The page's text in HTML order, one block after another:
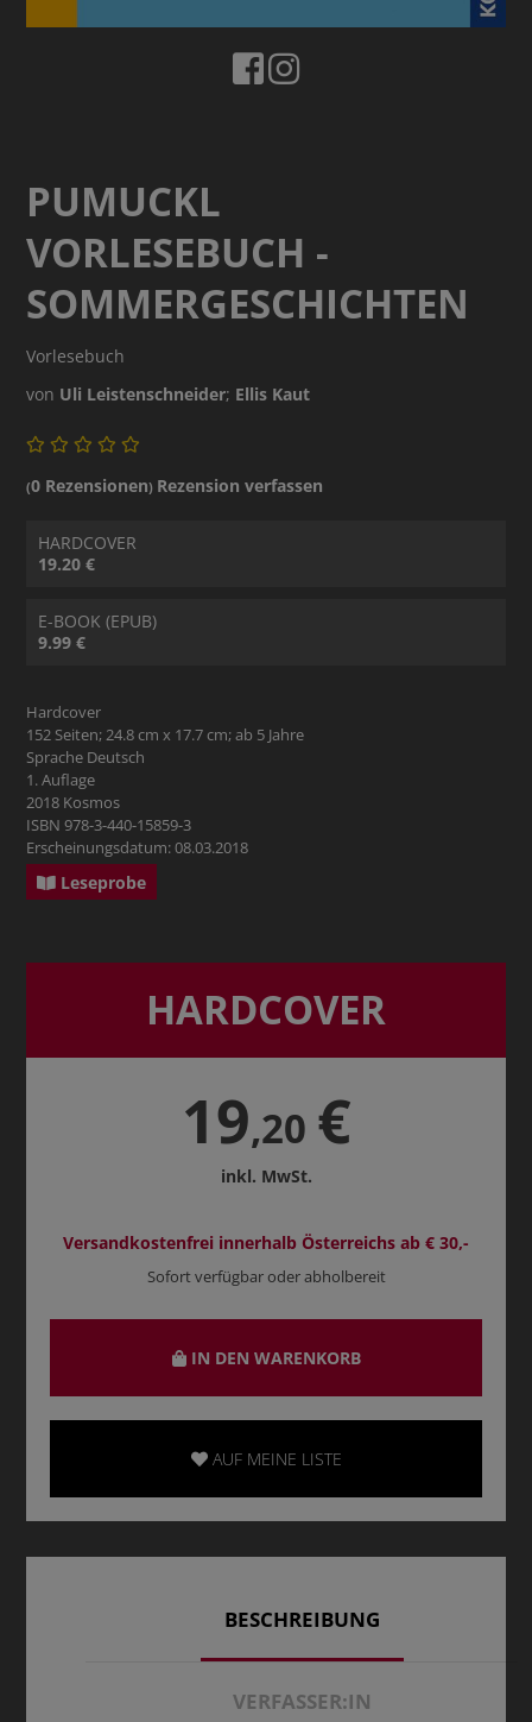
PUMUCKL
VORLESEBUCH -
SOMMERGESCHICHTEN
Vorlesebuch
von Uli Leistenschneider; Ellis Kaut
(0 Rezensionen) Rezension verfassen
HARDCOVER
19.20 €
E-BOOK (EPUB)
9.99 €
Hardcover
152 Seiten; 24.8 cm x 17.7 cm; ab 5 Jahre
Sprache Deutsch
1. Auflage
2018 Kosmos
ISBN 978-3-440-15859-3
Erscheinungsdatum: 08.03.2018
Leseprobe
HARDCOVER
19,20 €
inkl. MwSt.
Versandkostenfrei innerhalb Österreichs ab € 30,-
Sofort verfügbar oder abholbereit
IN DEN WARENKORB
AUF MEINE LISTE
BESCHREIBUNG
VERFASSER:IN